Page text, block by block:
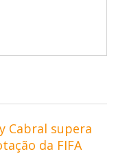
Cabral supera
da FIFA